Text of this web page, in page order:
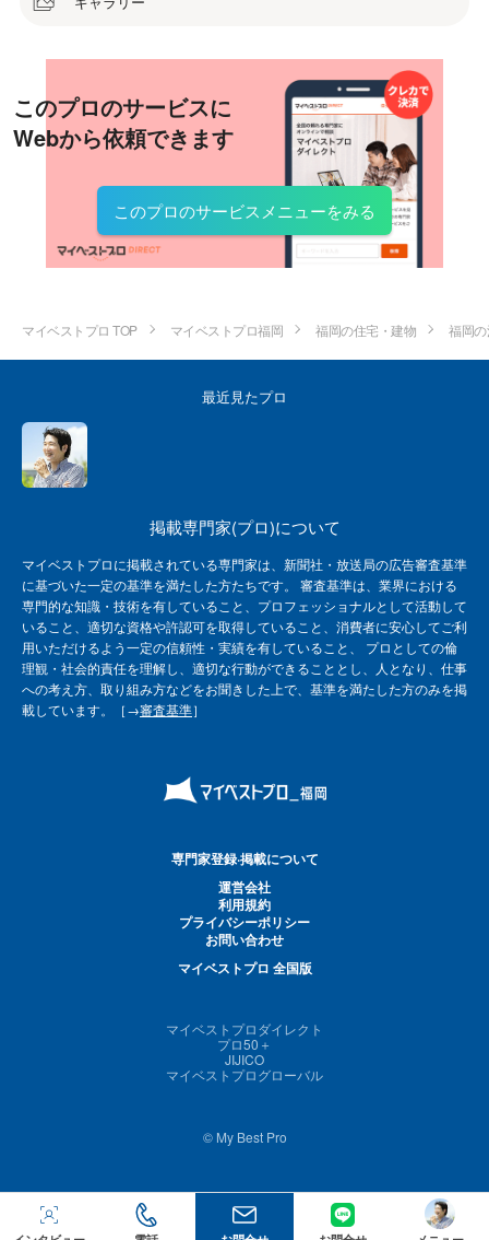
このプロのサービスに
Webから依頼できます
このプロのサービスメニューをみる
マイベストプロ TOP マイベストプロ福岡 福岡の住宅・建物 福岡
最近見たプロ
掲載専門家(プロ)について
マイベストプロに掲載されている専門家は、新聞社・放送局の広告審査基準
に基づいた一定の基準を満たした方たちです。 審査基準は、業界における
専門的な知識・技術を有していること、プロフェッショナルとして活動して
いること、適切な資格や許認可を取得していること、消費者に安心してご利
用いただけるよう一定の信頼性・実績を有していること、 プロとしての倫
理観・社会的責任を理解し、適切な行動ができることとし、人となり、仕事
への考え方、取り組み方などをお聞きした上で、基準を満たした方のみを掲
載しています。［→審査基準］
専門家登録·掲載について
運営会社
利用規約
プライバシーポリシー
お問い合わせ
マイベストプロ 全国版
マイベストプロダイレクト
プロ50＋
JIJICO
マイベストプログローバル
© My Best Pro